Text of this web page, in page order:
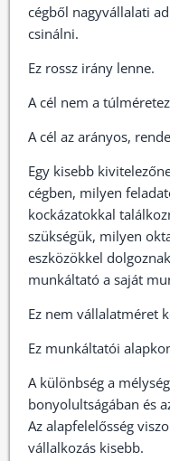
cégből nagyvállalati
csinálni.
Ez rossz irány lenne.
A cél nem a
A cél az arányos,
Egy kisebb
cégben, milyen
kockázatokkal
szükségük, milyen
eszközökkel
munkáltató a saját
Ez nem vállalatméret
Ez munkáltatói
A különbség a
bonyolultságában és
Az alapfelelősség
vállalkozás kisebb.